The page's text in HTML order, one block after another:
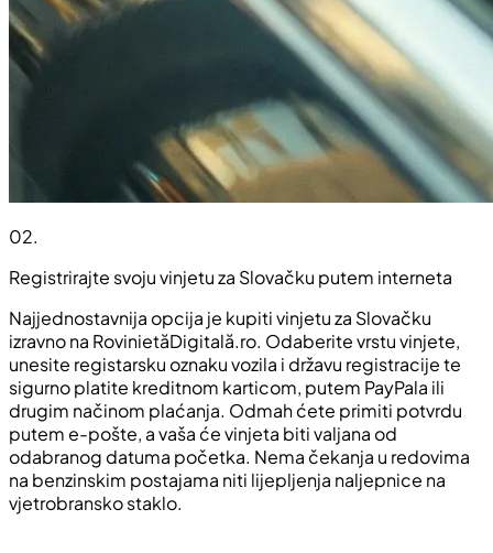
02.
Registrirajte svoju vinjetu za Slovačku putem interneta
Najjednostavnija opcija je kupiti vinjetu za Slovačku
izravno na RovinietăDigitală.ro. Odaberite vrstu vinjete,
unesite registarsku oznaku vozila i državu registracije te
sigurno platite kreditnom karticom, putem PayPala ili
drugim načinom plaćanja. Odmah ćete primiti potvrdu
putem e-pošte, a vaša će vinjeta biti valjana od
odabranog datuma početka. Nema čekanja u redovima
na benzinskim postajama niti lijepljenja naljepnice na
vjetrobransko staklo.